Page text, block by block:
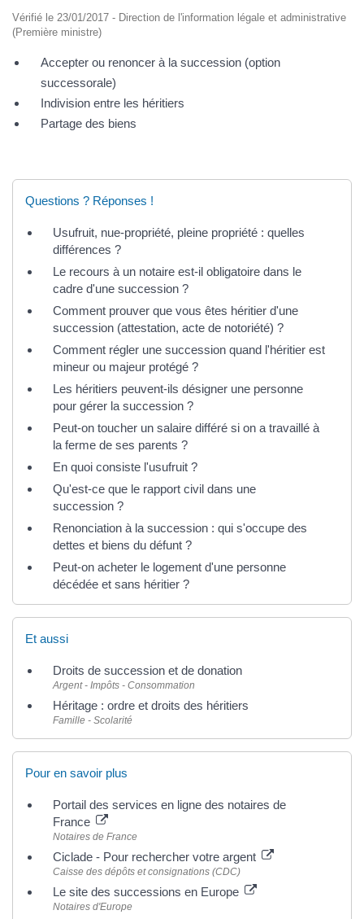
Vérifié le 23/01/2017 - Direction de l'information légale et administrative
(Première ministre)
Accepter ou renoncer à la succession (option
successorale)
Indivision entre les héritiers
Partage des biens
Questions ? Réponses !
Usufruit, nue-propriété, pleine propriété : quelles
différences ?
Le recours à un notaire est-il obligatoire dans le
cadre d'une succession ?
Comment prouver que vous êtes héritier d'une
succession (attestation, acte de notoriété) ?
Comment régler une succession quand l'héritier est
mineur ou majeur protégé ?
Les héritiers peuvent-ils désigner une personne
pour gérer la succession ?
Peut-on toucher un salaire différé si on a travaillé à
la ferme de ses parents ?
En quoi consiste l'usufruit ?
Qu'est-ce que le rapport civil dans une
succession ?
Renonciation à la succession : qui s'occupe des
dettes et biens du défunt ?
Peut-on acheter le logement d'une personne
décédée et sans héritier ?
Et aussi
Droits de succession et de donation
Argent - Impôts - Consommation
Héritage : ordre et droits des héritiers
Famille - Scolarité
Pour en savoir plus
Portail des services en ligne des notaires de
France
Notaires de France
Ciclade - Pour rechercher votre argent
Caisse des dépôts et consignations (CDC)
Le site des successions en Europe
Notaires d'Europe